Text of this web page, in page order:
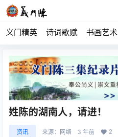
义门精英 诗词歌赋 书画艺术
姓陈的湖南人，请进！
资讯 来源： 网络 3 年前 2